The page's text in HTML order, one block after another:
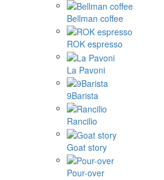
Bellman coffee
ROK espresso
La Pavoni
9Barista
Rancilio
Goat story
Pour-over